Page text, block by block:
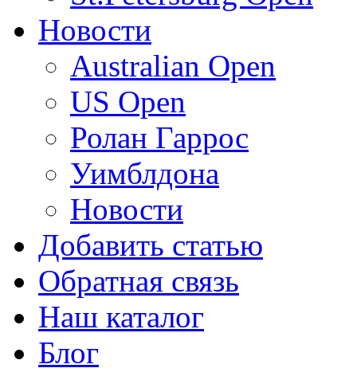
Новости
Australian Open
US Open
Ролан Гаррос
Уимблдона
Новости
Добавить статью
Обратная связь
Наш каталог
Блог